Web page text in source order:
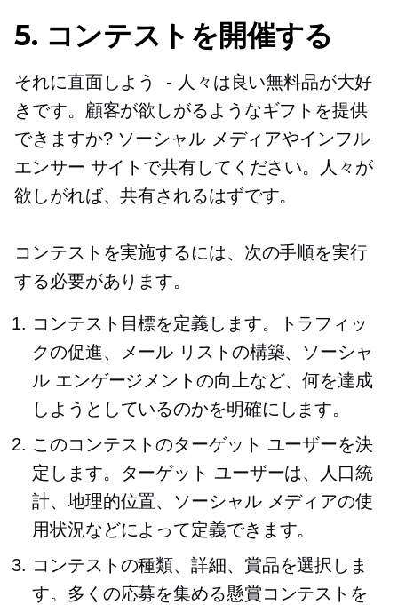
5. コンテストを開催する
それに直面しよう - 人々は良い無料品が大好
きです。顧客が欲しがるようなギフトを提供
できますか? ソーシャル メディアやインフル
エンサー サイトで共有してください。人々が
欲しがれば、共有されるはずです。
コンテストを実施するには、次の手順を実行
する必要があります。
コンテスト目標を定義します。トラフィッ
クの促進、メール リストの構築、ソーシャ
ル エンゲージメントの向上など、何を達成
しようとしているのかを明確にします。
このコンテストのターゲット ユーザーを決
定します。ターゲット ユーザーは、人口統
計、地理的位置、ソーシャル メディアの使
用状況などによって定義できます。
コンテストの種類、詳細、賞品を選択しま
す。多くの応募を集める懸賞コンテストを